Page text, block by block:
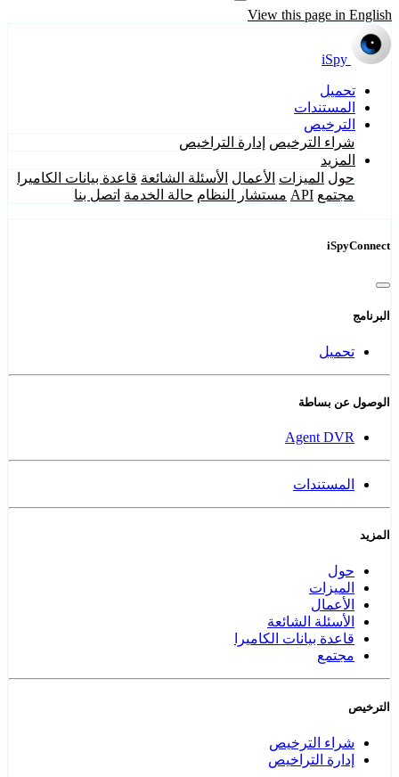
View this page in English
iSpy
تحميل
المستندات
الترخيص
شراء الترخيص إدارة التراخيص
المزيد
حول الميزات الأعمال الأسئلة الشائعة قاعدة بيانات الكاميرا
مجتمع API مستشار النظام حالة الخدمة اتصل بنا
iSpyConnect
البرنامج
تحميل
الوصول عن بساطة
Agent DVR
المستندات
المزيد
حول
الميزات
الأعمال
الأسئلة الشائعة
قاعدة بيانات الكاميرا
مجتمع
الترخيص
شراء الترخيص
إدارة التراخيص